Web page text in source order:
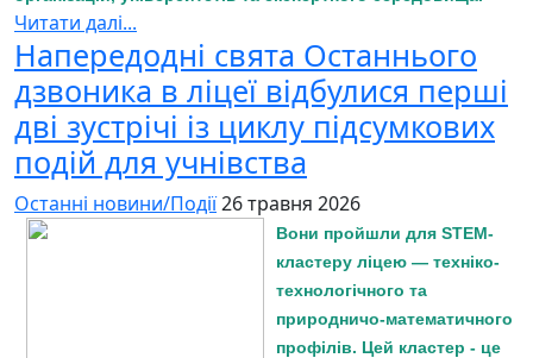
Читати далі...
Напередодні свята Останнього
дзвоника в ліцеї відбулися перші
дві зустрічі із циклу підсумкових
подій для учнівства
Останні новини/Події26 травня 2026
Вони пройшли для STEM-
кластеру ліцею — техніко-
технологічного та
природничо-математичного
профілів. Цей кластер - це